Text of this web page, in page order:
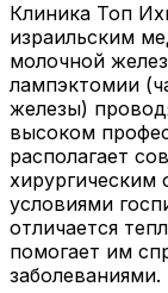
Клиника Топ
израильским
молочной
лампэктомии
железы)
высоком
располагает
условиями
отличается
помогает им
заболеваниями.